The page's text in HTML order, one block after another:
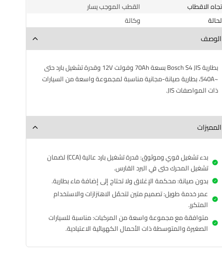
اتجاه الاقطاب
القطب الموجب يسار
الحالة
وكالة
الوصف
بطارية Bosch S4 JIS بسعة 70Ah وفولت 12V وقدرة تشغيل بارد حتى
~540A، بطارية صيانة-مجانية مناسبة لمجموعة واسعة من السيارات
ذات المواصفات JIS.
المميزات
بدء تشغيل قوي وموثوق: قدرة تشغيل بارد عالية (CCA) لضمان
تشغيل المحرك حتى في البرد القارس.
بدون صيانة: محكمة الإغلاق ولا تحتاج إلى إضافة ماء بطارية.
عمر خدمة طويل: تصميم متين لتحمّل الاهتزازات والاستخدام
المتكرر.
متوافقة مع مجموعة واسعة من المركبات: مناسبة للسيارات
الصغيرة والمتوسطة ذات الأحمال الكهربائية الاعتيادية.